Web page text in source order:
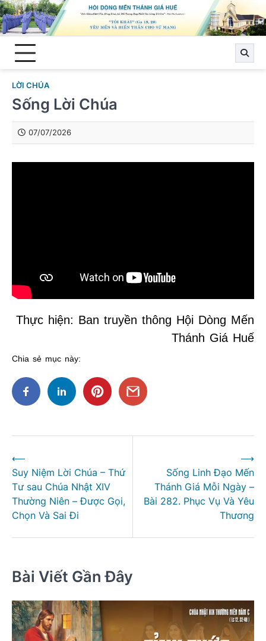
Skip
to
content
LỜI CHÚA
Sống Lời Chúa
07/07/2026
Thực hiện: Ban truyền thông Hội Dòng Mến
Thánh Giá Huế
Chia sẻ mục này:
hướng
bài
viết
⟵
Suy Niệm Lời Chúa – Thứ
Tư sau Chúa Nhật XIV
Thường Niên – Được Gọi,
Chọn Và Sai Đi
Sống Linh Đạo Mến
Thánh Giá Mỗi Ngày –
Bài 282. Phục Vụ Và Yêu
Thương
⟶
Bài Viết Gần Đây